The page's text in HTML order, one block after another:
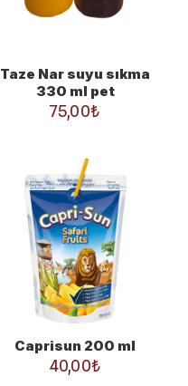
Taze Nar suyu sıkma
330 ml pet
75,00₺
Caprisun 200 ml
40,00₺